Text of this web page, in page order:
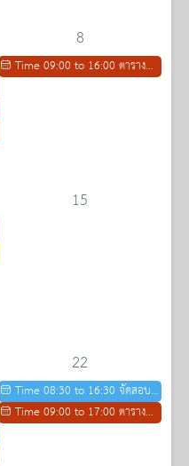
8
Time 09:00 to 16:00 ตาราง
15
22
Time 08:30 to 16:30 จัดสอบ
ASMO รายวิชา วิทยาศาสตร์
Time 09:00 to 17:00 ตาราง